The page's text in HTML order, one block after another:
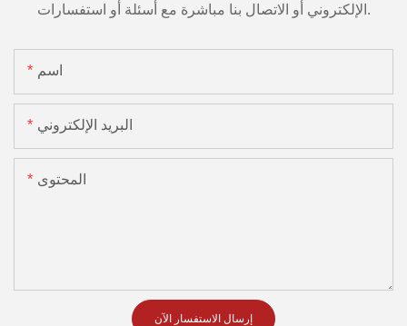
الإلكتروني أو الاتصال بنا مباشرة مع أسئلة أو استفسارات.
اسم
البريد الإلكتروني
المحتوى
إرسال الاستفسار الآن